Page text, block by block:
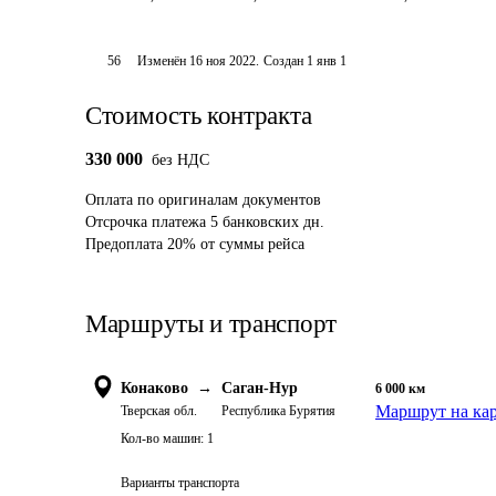
56 Изменён 16 ноя 2022. Создан 1 янв 1
Стоимость контракта
330 000 без НДС
Оплата по оригиналам документов
Отсрочка платежа 5 банковских дн.
Предоплата 20% от суммы рейса
Маршруты и транспорт
Конаково →
Тверская обл.
Саган-Нур
Республика Бурятия
6 000 км
Маршрут на
Кол-во машин: 1
Варианты транспорта